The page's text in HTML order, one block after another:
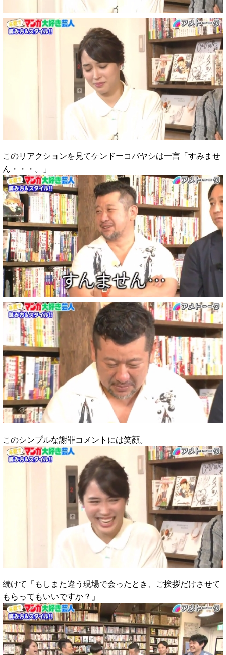
このリアクションを見てケンドーコバヤシは一言「すみませ
ん・・・。」
このシンプルな謝罪コメントには笑顔。
続けて「もしまた違う現場で会ったとき、ご挨拶だけさせて
もらってもいいですか？」